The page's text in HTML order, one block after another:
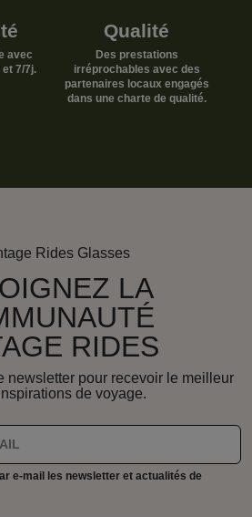
avec
7/7j.
Qualité
Des prestations
irréprochables avec des
partenaires locaux engagés
dans une charte de qualité.
LA
RIDES
newsletter pour recevoir le meilleur
de voyage.
e-mail les newsletter et actualités de